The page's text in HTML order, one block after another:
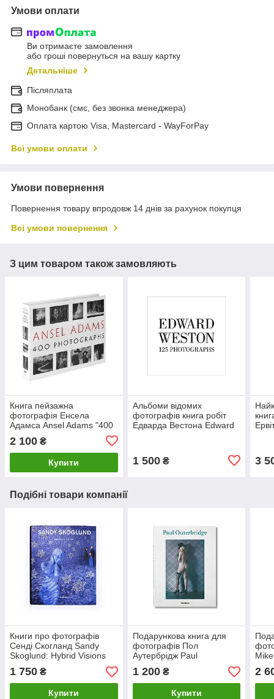
Умови оплати
Ви отримаєте замовлення
або гроші повернуться на вашу картку
Детальніше
Післяплата
Монобанк (смс, без звонка менеджера)
Оплата картою Visa, Mastercard - WayForPay
Всі умови оплати
Умови повернення
Повернення товару впродовж 14 днів за рахунок покупця
Всі умови повернення
З цим товаром також замовляють
Книга пейзажна
фотографія Енсела
Адамса Ansel Adams "400
палітурка) книги для
фотографів
2 100 ₴
Купити
Альбоми відомих
фотографів книга робіт
Едварда Вестона Edward
1 500₴ 3
Подібні товари компанії
Книги про фотографів
Сенді Скогланд Sandy
Skoglund: Hybrid Visions
подарункова книга для
фотографів про
фотографію
1 750 ₴
Купити
Подарункова книга для
фотографів Пол
Аутербрідж Paul
Outerbridge Taschen книги
про мистецтво фотографії
1 200₴
Купити
and
2